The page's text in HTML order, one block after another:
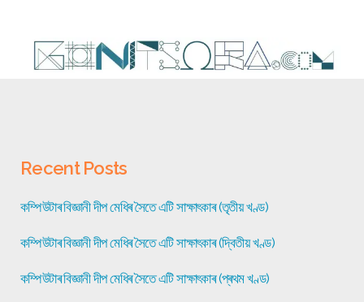
Recent Posts
কম্পিউটাৰ বিজ্ঞানী দীপ মেধিৰ সৈতে এটি সাক্ষাৎকাৰ (তৃতীয় খণ্ড)
কম্পিউটাৰ বিজ্ঞানী দীপ মেধিৰ সৈতে এটি সাক্ষাৎকাৰ (দ্বিতীয় খণ্ড)
কম্পিউটাৰ বিজ্ঞানী দীপ মেধিৰ সৈতে এটি সাক্ষাৎকাৰ (প্ৰথম খণ্ড)